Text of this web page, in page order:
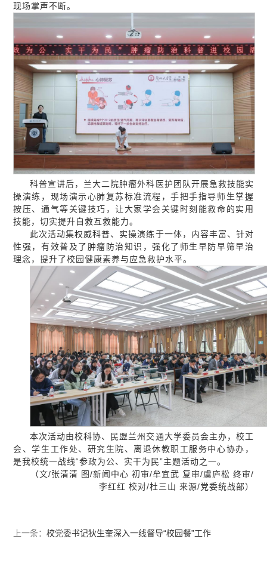
现场掌声不断。
科普宣讲后，兰大二院肿瘤外科医护团队开展急救技能实
操演练，现场演示心肺复苏标准流程，手把手指导师生掌握
按压、通气等关键技巧，让大家学会关键时刻能救命的实用
技能，切实提升自救互救能力。
此次活动集权威科普、实操演练于一体，内容丰富、针对
性强，有效普及了肿瘤防治知识，强化了师生早防早筛早治
理念，提升了校园健康素养与应急救护水平。
本次活动由校科协、民盟兰州交通大学委员会主办，校工
会、学生工作处、研究生院、离退休教职工服务中心协办，
是我校统一战线“参政为公、实干为民”主题活动之一。
（文/张清清 图/新闻中心 初审/牟宜武 复审/虞庐松 终审/
李红红 校对/杜三山 来源/党委统战部）
上一条：校党委书记狄生奎深入一线督导“校园餐”工作